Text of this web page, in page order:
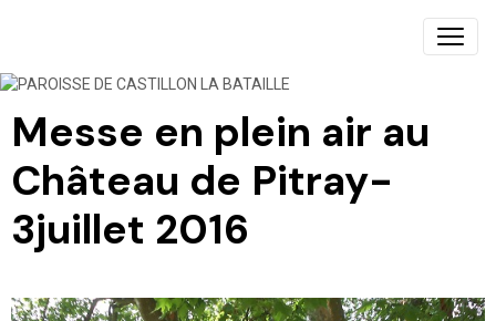
PAROISSE DE CASTILLON LA BATAILLE
Messe en plein air au
Château de Pitray-
3juillet 2016